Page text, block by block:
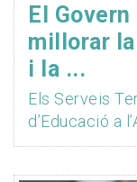
El
millorar
i la ...
Els Serveis
d’Educació a